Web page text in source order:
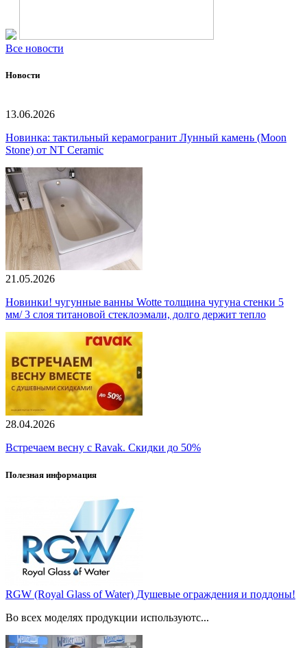
Все новости
Новости
13.06.2026
Новинка: тактильный керамогранит Лунный камень (Moon
Stone) от NT Ceramic
21.05.2026
Новинки! чугунные ванны Wotte толщина чугуна стенки 5
мм/ 3 слоя титановой стеклоэмали, долго держит тепло
28.04.2026
Встречаем весну с Ravak. Скидки до 50%
Полезная информация
RGW (Royal Glass of Water) Душевые ограждения и поддоны!
Во всех моделях продукции используютс...